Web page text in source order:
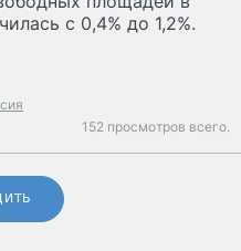
с 0,4% до 1,2%.
152 просмотров всего.